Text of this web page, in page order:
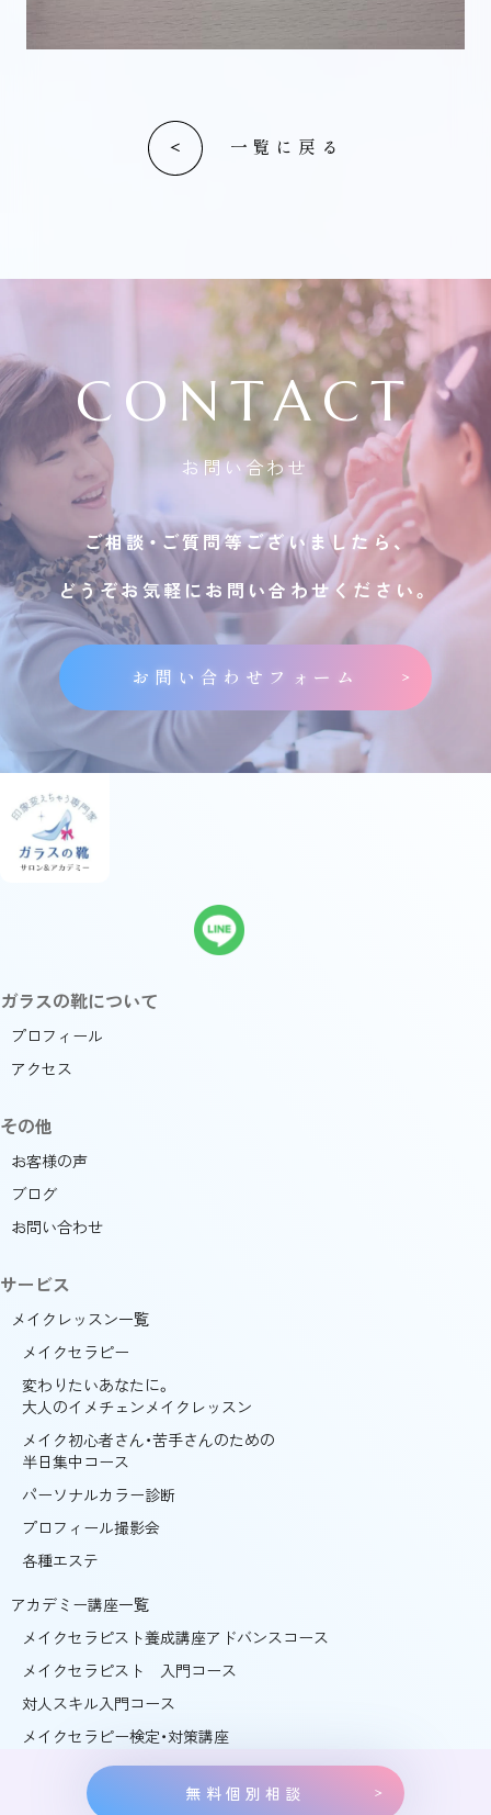
一覧に戻る
CONTACT
お問い合わせ
ご相談・ご質問等ございましたら、
どうぞお気軽にお問い合わせください。
お問い合わせフォーム
無料個別相談
ガラスの靴について
プロフィール
アクセス
その他
お客様の声
ブログ
お問い合わせ
サービス
メイクレッスン一覧
メイクセラピー
変わりたいあなたに。
大人のイメチェンメイクレッスン
メイク初心者さん・苦手さんのための
半日集中コース
パーソナルカラー診断
プロフィール撮影会
各種エステ
アカデミー講座一覧
メイクセラピスト養成講座アドバンスコース
メイクセラピスト 入門コース
対人スキル入門コース
メイクセラピー検定・対策講座
©ガラスの靴 ALL RIGHTS RESERVED.